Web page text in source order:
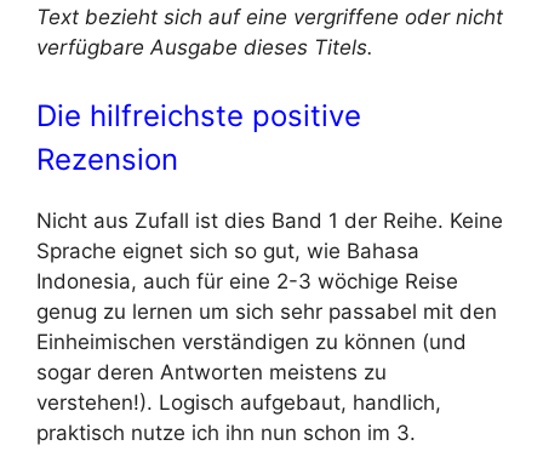
Text bezieht sich auf eine vergriffene oder nicht
verfügbare Ausgabe dieses Titels.
Die hilfreichste positive
Rezension
Nicht aus Zufall ist dies Band 1 der Reihe. Keine
Sprache eignet sich so gut, wie Bahasa
Indonesia, auch für eine 2-3 wöchige Reise
genug zu lernen um sich sehr passabel mit den
Einheimischen verständigen zu können (und
sogar deren Antworten meistens zu
verstehen!). Logisch aufgebaut, handlich,
praktisch nutze ich ihn nun schon im 3.